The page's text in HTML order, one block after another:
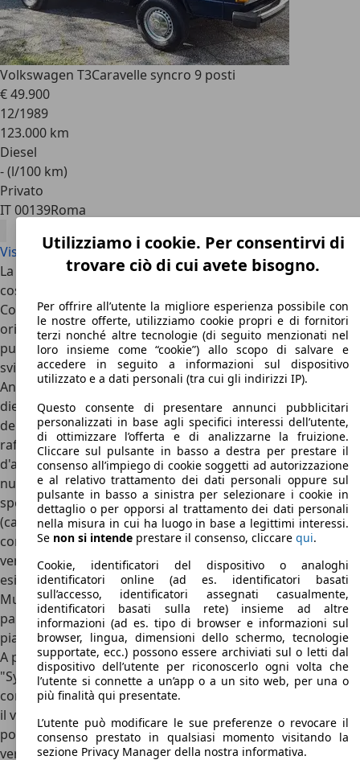
Volkswagen T3Caravelle syncro 9 posti
€ 49.900
12/1989
123.000 km
Diesel
- (l/100 km)
Privato
IT 00139Roma
Visualizza tutte le offerte Volkswagen T3
La produzione del VW Tipo 3 cominciò nel 1979 e proseguì
così la linea di pulmini del marchio
Contrariamente ai due predecessori il T3 non era più
orientato alla tecnica e alla struttura delVW Maggiolinoe
può quindi essere considerato il primo modello di minivan
sviluppato autonomamente.
Anche il VW T3 era equipaggiato con motori a benzina e
diesel raffreddati ad aria collocati nella parte posteriore
del veicolo. In seguito vi si aggiunsero anche motori boxer
raffreddati ad acqua, riconoscibili per l'ulteriore presa
d'aria sul fronte del veicolo. Il T3 era disponibile in
numerose varianti di equipaggiamento di serie e modelli
speciali. Esisteva come classico veicolo commerciale
(cassonato o furgonato), il Transporter T3, e ufficialmente
come pulmino (T3 Westfalia), più tardi come Caravelle nelle
versioni C, CL, GL e Carat. Specialmente adeguata alle
esigenze della famiglia e del tempo libero, la versione
Multivan era dotata di un tavolino pieghevole e di una
panchina che poteva essere trasformata in un letto a due
piazze.
A partire dal 1983 il VW T3 era in circolazione anche come
"Syncro" con trazione integrale, accessoriato in opzione
con pneumatici da 16 pollici, che sollevavano ulteriormente
il veicolo dal suolo. L'ultimo minibus con il classico motore
posteriore uscì di fabbrica nel 1992 ed apparteneva alla
versione "LLE" - Limited Last Edition. Di questi modelli
Utilizziamo i cookie. Per consentirvi di
trovare ciò di cui avete bisogno.
Per offrire all’utente la migliore esperienza possibile con
le nostre offerte, utilizziamo cookie propri e di fornitori
terzi nonché altre tecnologie (di seguito menzionati nel
loro insieme come “cookie”) allo scopo di salvare e
accedere in seguito a informazioni sul dispositivo
utilizzato e a dati personali (tra cui gli indirizzi IP).
Questo consente di presentare annunci pubblicitari
personalizzati in base agli specifici interessi dell’utente,
di ottimizzare l’offerta e di analizzarne la fruizione.
Cliccare sul pulsante in basso a destra per prestare il
consenso all’impiego di cookie soggetti ad autorizzazione
e al relativo trattamento dei dati personali oppure sul
pulsante in basso a sinistra per selezionare i cookie in
dettaglio o per opporsi al trattamento dei dati personali
nella misura in cui ha luogo in base a legittimi interessi.
Se non si intende prestare il consenso, cliccare qui.
Cookie, identificatori del dispositivo o analoghi
identificatori online (ad es. identificatori basati
sull’accesso, identificatori assegnati casualmente,
identificatori basati sulla rete) insieme ad altre
informazioni (ad es. tipo di browser e informazioni sul
browser, lingua, dimensioni dello schermo, tecnologie
supportate, ecc.) possono essere archiviati sul o letti dal
dispositivo dell’utente per riconoscerlo ogni volta che
l’utente si connette a un’app o a un sito web, per una o
più finalità qui presentate.
L’utente può modificare le sue preferenze o revocare il
consenso prestato in qualsiasi momento visitando la
sezione Privacy Manager della nostra informativa.